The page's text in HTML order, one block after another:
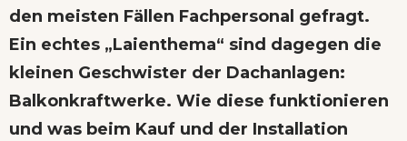
den meisten Fällen Fachpersonal gefragt.
Ein echtes „Laienthema“ sind dagegen die
kleinen Geschwister der Dachanlagen:
Balkonkraftwerke. Wie diese funktionieren
und was beim Kauf und der Installation